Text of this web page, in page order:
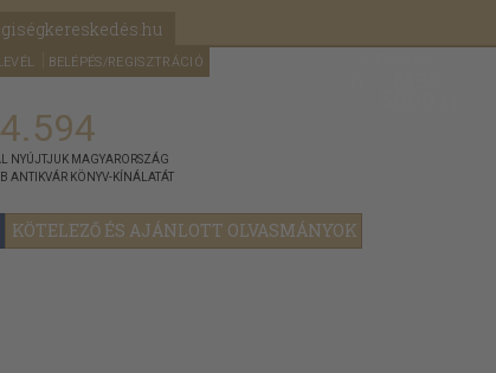
BELÉPÉS/REGISZTRÁCIÓ
KÖTELEZŐ ÉS AJÁNLOTT OLVASMÁNYOK
NYÚJTJUK MAGYARORSZÁG
ANTIKVÁR KÖNYV-KÍNÁLATÁT